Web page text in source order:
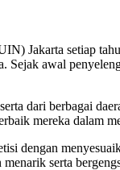
Jakarta setiap
awal
dari berbagai
mereka dalam
dengan
serta